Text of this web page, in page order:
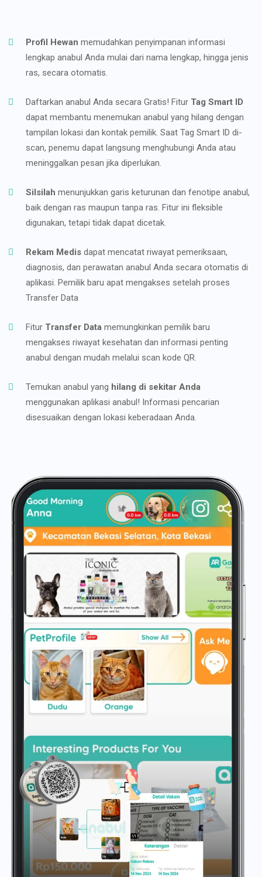
Profil Hewan memudahkan penyimpanan informasi
lengkap anabul Anda mulai dari nama lengkap, hingga jenis
ras, secara otomatis.
Daftarkan anabul Anda secara Gratis! Fitur Tag Smart ID
dapat membantu menemukan anabul yang hilang dengan
tampilan lokasi dan kontak pemilik. Saat Tag Smart ID di-
scan, penemu dapat langsung menghubungi Anda atau
meninggalkan pesan jika diperlukan.
Silsilah menunjukkan garis keturunan dan fenotipe anabul,
baik dengan ras maupun tanpa ras. Fitur ini fleksible
digunakan, tetapi tidak dapat dicetak.
Rekam Medis dapat mencatat riwayat pemeriksaan,
diagnosis, dan perawatan anabul Anda secara otomatis di
aplikasi. Pemilik baru apat mengakses setelah proses
Transfer Data
Fitur Transfer Data memungkinkan pemilik baru
mengakses riwayat kesehatan dan informasi penting
anabul dengan mudah melalui scan kode QR.
Temukan anabul yang hilang di sekitar Anda
menggunakan aplikasi anabul! Informasi pencarian
disesuaikan dengan lokasi keberadaan Anda.